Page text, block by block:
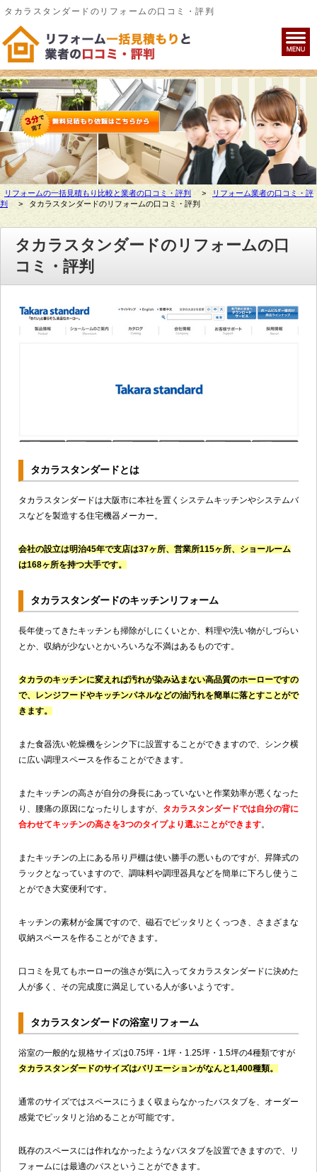
タカラスタンダードのリフォームの口コミ・評判
リフォームの一括見積もり比較と業者の口コミ・評判 >
リフォーム業者の口コミ・評
判
> タカラスタンダードのリフォームの口コミ・評判
タカラスタンダードのリフォームの口
コミ・評判
タカラスタンダードとは
タカラスタンダードは大阪市に本社を置くシステムキッチンやシステムバ
スなどを製造する住宅機器メーカー。
会社の設立は明治45年で支店は37ヶ所、営業所115ヶ所、ショールーム
は168ヶ所を持つ大手です。
タカラスタンダードのキッチンリフォーム
長年使ってきたキッチンも掃除がしにくいとか、料理や洗い物がしづらい
とか、収納が少ないとかいろいろな不満はあるものです。
タカラのキッチンに変えれば汚れが染み込まない高品質のホーローですの
で、レンジフードやキッチンパネルなどの油汚れを簡単に落とすことがで
きます。
また食器洗い乾燥機をシンク下に設置することができますので、シンク横
に広い調理スペースを作ることができます。
またキッチンの高さが自分の身長にあっていないと作業効率が悪くなった
り、腰痛の原因になったりしますが、 タカラスタンダードでは自分の背に
合わせてキッチンの高さを3つのタイプより選ぶことができます。
またキッチンの上にある吊り戸棚は使い勝手の悪いものですが、昇降式の
ラックとなっていますので、調味料や調理器具などを簡単に下ろし使うこ
とができ大変便利です。
キッチンの素材が金属ですので、磁石でピッタリとくっつき、さまざまな
収納スペースを作ることができます。
口コミを見てもホーローの強さが気に入ってタカラスタンダードに決めた
人が多く、その完成度に満足している人が多いようです。
タカラスタンダードの浴室リフォーム
浴室の一般的な規格サイズは0.75坪・1坪・1.25坪・1.5坪の4種類ですが
タカラスタンダードのサイズはバリエーションがなんと1,400種類。
通常のサイズではスペースにうまく収まらなかったバスタブを、オーダー
感覚でピッタリと治めることが可能です。
既存のスペースには作れなかったようなバスタブを設置できますので、リ
フォームには最適のバスということができます。